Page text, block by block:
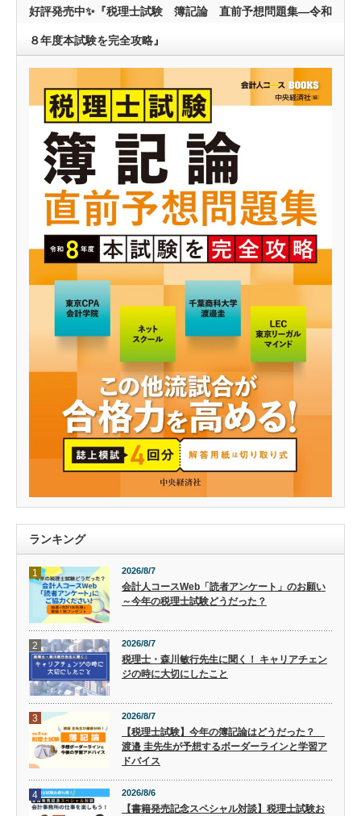
好評発売中✨『税理士試験 簿記論 直前予想問題集―令和
８年度本試験を完全攻略』
ランキング
1 2026/8/7
会計人コースWeb「読者アンケート」のお願い
～今年の税理士試験どうだった？
2 2026/8/7
税理士・森川敏行先生に聞く！ キャリアチェン
ジの時に大切にしたこと
3 2026/8/7
【税理士試験】今年の簿記論はどうだった？
渡邉 圭先生が予想するボーダーラインと学習ア
ドバイス
4 2026/8/6
【書籍発売記念スペシャル対談】税理士試験お